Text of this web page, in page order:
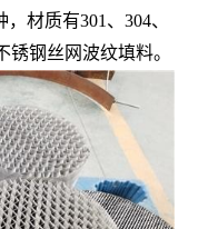
材质有301、304、
锈钢丝网波纹填料。